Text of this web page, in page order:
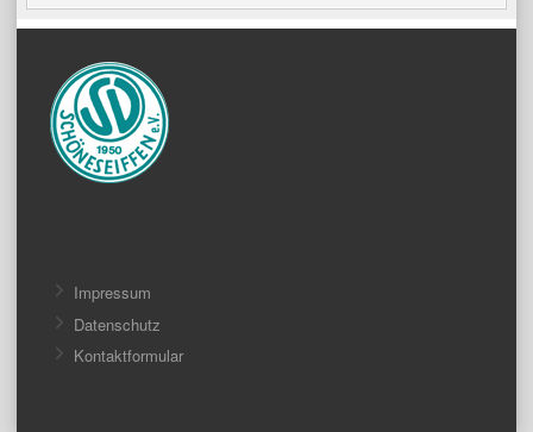
Impressum
Datenschutz
Kontaktformular